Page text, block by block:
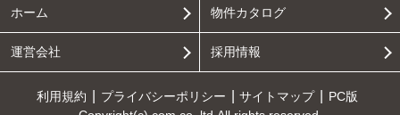
ホーム 物件カタログ
運営会社 採用情報
利用規約 プライバシーポリシー サイトマップ
PC版